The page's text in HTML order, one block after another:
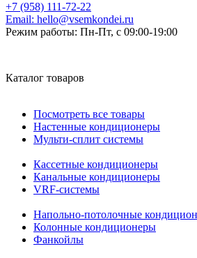
+7 (958) 111-72-22
Email: hello@vsemkondei.ru
Режим работы: Пн-Пт, с 09:00-19:00
Каталог товаров
Посмотреть все товары
Настенные кондиционеры
Мульти-сплит системы
Кассетные кондиционеры
Канальные кондиционеры
VRF-системы
Напольно-потолочные
Колонные кондиционеры
Фанкойлы